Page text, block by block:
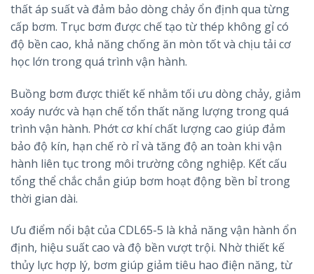
thất áp suất và đảm bảo dòng chảy ổn định qua từng
cấp bơm. Trục bơm được chế tạo từ thép không gỉ có
độ bền cao, khả năng chống ăn mòn tốt và chịu tải cơ
học lớn trong quá trình vận hành.
Buồng bơm được thiết kế nhằm tối ưu dòng chảy, giảm
xoáy nước và hạn chế tổn thất năng lượng trong quá
trình vận hành. Phớt cơ khí chất lượng cao giúp đảm
bảo độ kín, hạn chế rò rỉ và tăng độ an toàn khi vận
hành liên tục trong môi trường công nghiệp. Kết cấu
tổng thể chắc chắn giúp bơm hoạt động bền bỉ trong
thời gian dài.
Ưu điểm nổi bật của CDL65-5 là khả năng vận hành ổn
định, hiệu suất cao và độ bền vượt trội. Nhờ thiết kế
thủy lực hợp lý, bơm giúp giảm tiêu hao điện năng, từ